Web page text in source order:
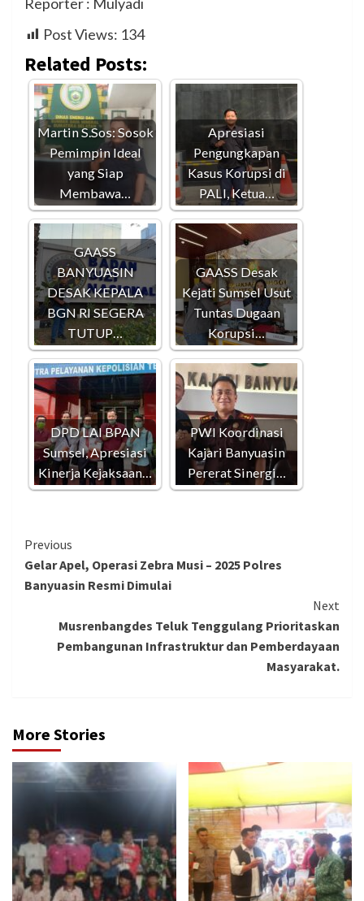
Post Views: 134
Related Posts:
Martin S.Sos: Sosok
Pemimpin Ideal
yang Siap
Membawa…
Apresiasi
Pengungkapan
Kasus Korupsi di
PALI, Ketua…
GAASS
BANYUASIN
DESAK KEPALA
BGN RI SEGERA
TUTUP…
GAASS Desak
Kejati Sumsel Usut
Tuntas Dugaan
Korupsi…
DPD LAI BPAN
Sumsel, Apresiasi
Kinerja Kejaksaan…
PWI Koordinasi
Kajari Banyuasin
Pererat Sinergi…
Continue
Reading
Previous
Gelar Apel, Operasi Zebra Musi – 2025 Polres
Banyuasin Resmi Dimulai
Next
Musrenbangdes Teluk Tenggulang Prioritaskan
Pembangunan Infrastruktur dan Pemberdayaan
Masyarakat.
More Stories